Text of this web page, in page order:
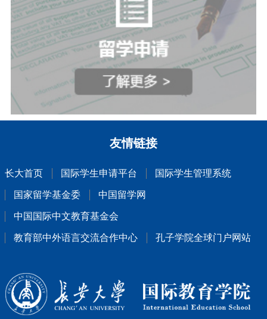
友情链接
长大首页 国际学生申请平台 国际学生管理系统
国家留学基金委 中国留学网
中国国际中文教育基金会
教育部中外语言交流合作中心 孔子学院全球门户网站